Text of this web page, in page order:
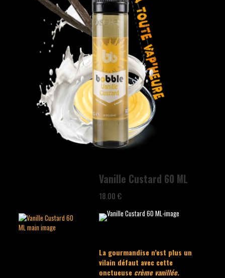
Vanille Custard 60 ML
18.00 €
La gourmandise n’est plus un
vilain défaut avec cette
onctueusecrème vanillée.